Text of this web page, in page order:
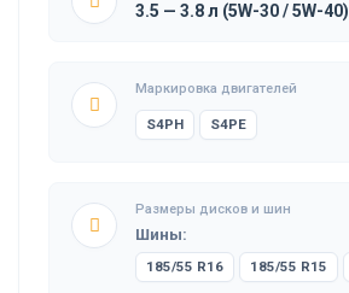
3.5 — 3.8 л (5W-30 / 5W-40)
Маркировка двигателей
S4PH S4PE
Размеры дисков и шин
Шины:
185/55 R16 185/55 R15